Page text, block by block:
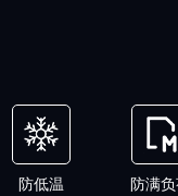
防低温 防满